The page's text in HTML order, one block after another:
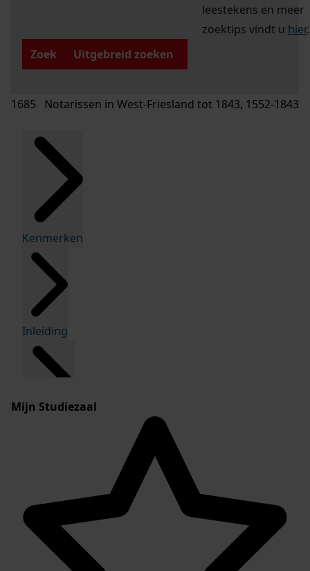
leestekens en meer
zoektips vindt u hier.
Zoek
Uitgebreid zoeken
1685 Notarissen in West-Friesland tot 1843, 1552-1843
Kenmerken
Inleiding
Mijn Studiezaal